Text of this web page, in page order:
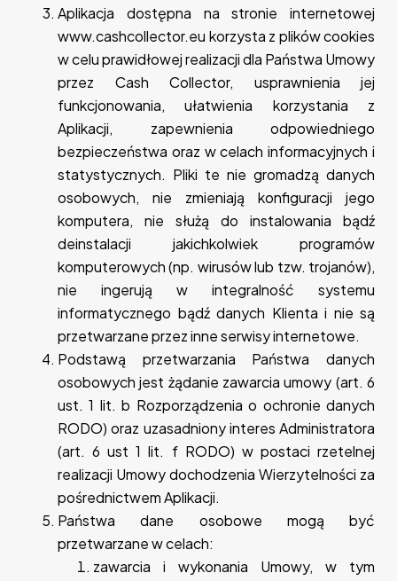
Aplikacja dostępna na stronie internetowej
www.cashcollector.eu korzysta z plików cookies
w celu prawidłowej realizacji dla Państwa Umowy
przez Cash Collector, usprawnienia jej
funkcjonowania, ułatwienia korzystania z
Aplikacji, zapewnienia odpowiedniego
bezpieczeństwa oraz w celach informacyjnych i
statystycznych. Pliki te nie gromadzą danych
osobowych, nie zmieniają konfiguracji jego
komputera, nie służą do instalowania bądź
deinstalacji jakichkolwiek programów
komputerowych (np. wirusów lub tzw. trojanów),
nie ingerują w integralność systemu
informatycznego bądź danych Klienta i nie są
przetwarzane przez inne serwisy internetowe.
Podstawą przetwarzania Państwa danych
osobowych jest żądanie zawarcia umowy (art. 6
ust. 1 lit. b Rozporządzenia o ochronie danych
RODO) oraz uzasadniony interes Administratora
(art. 6 ust 1 lit. f RODO) w postaci rzetelnej
realizacji Umowy dochodzenia Wierzytelności za
pośrednictwem Aplikacji.
Państwa dane osobowe mogą być
przetwarzane w celach:
zawarcia i wykonania Umowy, w tym